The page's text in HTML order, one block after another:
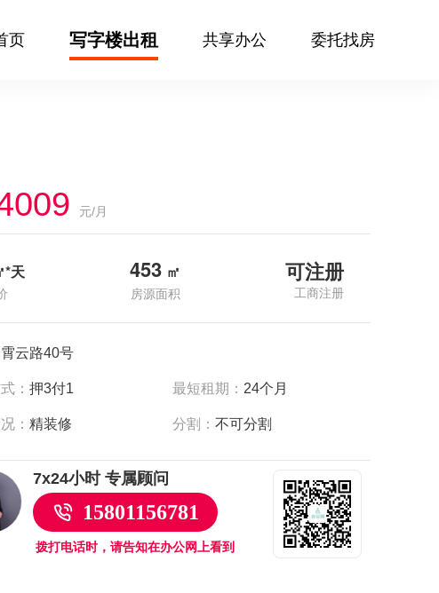
页 写字楼出租 共享办公 委托找房
元/月
*天 453 ㎡
房源面积
可注册
工商注册
霄云路40号
： 押3付1 最短租期： 24个月
： 精装修 分割：不可分割
7x24小时 专属顾问
15801156781
拨打电话时，请告知在办公网上看到